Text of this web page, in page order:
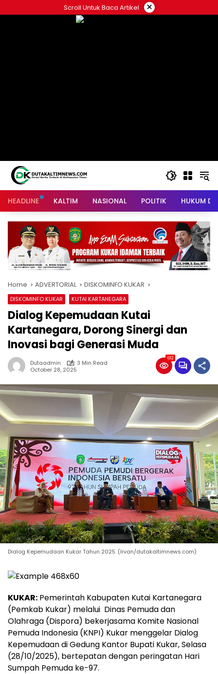
to
Scroll Untuk Baca Artikel ×
HEADLINE KALTIM NASIONAL POLITIK HUKUM
Home ADVERTORIAL DISKOMINFO KUKAR
DISKOMINFO KUKAR KUTAI KARTANEGARA
Dialog Kepemudaan Kutai
Kartanegara, Dorong Sinergi dan
Inovasi bagi Generasi Muda
Dutaadmin
3 Min Read
October 28, 2025
612
Dialog Kepemudaan Kukar Tahun 2025. (Irvan/dutakaltimnews.com)
KUKAR: Pemerintah Kabupaten Kutai Kartanegara
(Pemkab Kukar) melalui Dinas Pemuda dan
Olahraga (Dispora) bekerjasama Komite Nasional
Pemuda Indonesia (KNPI) Kukar menggelar Dialog
Kepemudaan di Gedung Kantor Bupati Kukar, Selasa
(28/10/2025), bertepatan dengan peringatan Hari
Sumpah Pemuda ke-97.